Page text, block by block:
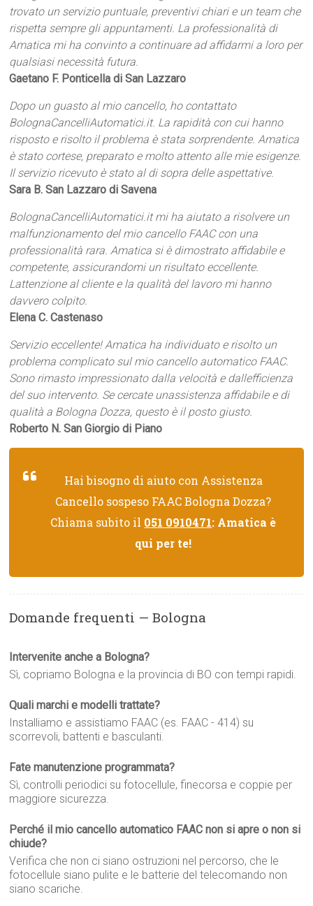
trovato un servizio puntuale, preventivi chiari e un team che
rispetta sempre gli appuntamenti. La professionalità di
Amatica mi ha convinto a continuare ad affidarmi a loro per
qualsiasi necessità futura.
Gaetano F. Ponticella di San Lazzaro
Dopo un guasto al mio cancello, ho contattato
BolognaCancelliAutomatici.it. La rapidità con cui hanno
risposto e risolto il problema è stata sorprendente. Amatica
è stato cortese, preparato e molto attento alle mie esigenze.
Il servizio ricevuto è stato al di sopra delle aspettative.
Sara B. San Lazzaro di Savena
BolognaCancelliAutomatici.it mi ha aiutato a risolvere un
malfunzionamento del mio cancello FAAC con una
professionalità rara. Amatica si è dimostrato affidabile e
competente, assicurandomi un risultato eccellente.
Lattenzione al cliente e la qualità del lavoro mi hanno
davvero colpito.
Elena C. Castenaso
Servizio eccellente! Amatica ha individuato e risolto un
problema complicato sul mio cancello automatico FAAC.
Sono rimasto impressionato dalla velocità e dallefficienza
del suo intervento. Se cercate unassistenza affidabile e di
qualità a Bologna Dozza, questo è il posto giusto.
Roberto N. San Giorgio di Piano
Hai bisogno di aiuto con Assistenza
Cancello sospeso FAAC Bologna Dozza?
Chiama subito il 051 0910471: Amatica è
qui per te!
Domande frequenti — Bologna
Intervenite anche a Bologna?
Sì, copriamo Bologna e la provincia di BO con tempi rapidi.
Quali marchi e modelli trattate?
Installiamo e assistiamo FAAC (es. FAAC - 414) su
scorrevoli, battenti e basculanti.
Fate manutenzione programmata?
Sì, controlli periodici su fotocellule, finecorsa e coppie per
maggiore sicurezza.
Perché il mio cancello automatico FAAC non si apre o non si
chiude?
Verifica che non ci siano ostruzioni nel percorso, che le
fotocellule siano pulite e le batterie del telecomando non
siano scariche.